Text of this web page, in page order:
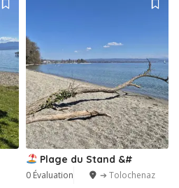
Plage du Stand &#
0 Évaluation ➔ Tolochenaz